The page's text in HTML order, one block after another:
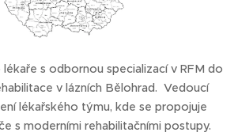
s odbornou specializací v RFM do
v lázních Bělohrad. Vedoucí
lékařského týmu, kde se propojuje
s moderními rehabilitačními postupy.